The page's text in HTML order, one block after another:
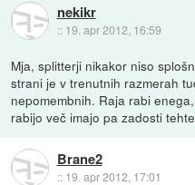
nekikr
:: 19. apr 2012, 16:59
Mja, splitterji nikakor niso
strani je v trenutnih razmerah
nepomembnih. Raja rabi
rabijo več imajo pa zadosti
Brane2
:: 19. apr 2012, 17:01